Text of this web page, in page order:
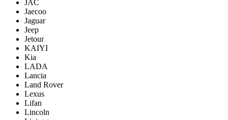
JAC
Jaecoo
Jaguar
Jeep
Jetour
KAIYI
Kia
LADA
Lancia
Land Rover
Lexus
Lifan
Lincoln